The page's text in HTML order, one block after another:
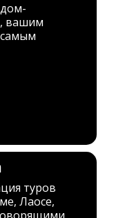
вашим
туров
Лаосе,